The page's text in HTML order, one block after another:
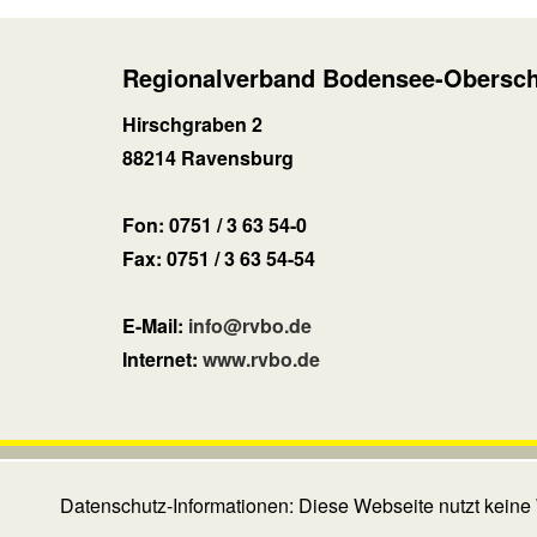
Regionalverband Bodensee-
Hirschgraben 2
88214 Ravensburg
Fon: 0751 / 3 63 54-0
Fax: 0751 / 3 63 54-54
E-Mail: info@rvbo.de
Internet: www.rvbo.de
Regionalverband Bodensee-Oberschwaben|
Datenschutz-Informationen: Diese Webseite nutzt